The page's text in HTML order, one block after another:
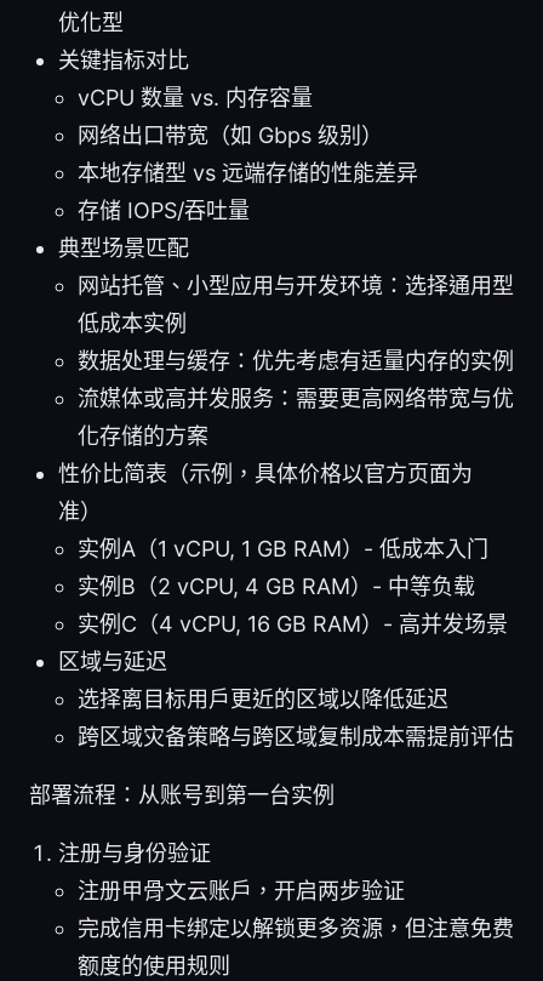
优化型
关键指标对比
vCPU 数量 vs. 内存容量
网络出口带宽（如 Gbps 级别）
本地存储型 vs 远端存储的性能差异
存储 IOPS/吞吐量
典型场景匹配
网站托管、小型应用与开发环境：选择通用型
低成本实例
数据处理与缓存：优先考虑有适量内存的实例
流媒体或高并发服务：需要更高网络带宽与优
化存储的方案
性价比简表（示例，具体价格以官方页面为
准）
实例A（1 vCPU, 1 GB RAM）- 低成本入门
实例B（2 vCPU, 4 GB RAM）- 中等负载
实例C（4 vCPU, 16 GB RAM）- 高并发场景
区域与延迟
选择离目标用户更近的区域以降低延迟
跨区域灾备策略与跨区域复制成本需提前评估
部署流程：从账号到第一台实例
注册与身份验证
注册甲骨文云账户，开启两步验证
完成信用卡绑定以解锁更多资源，但注意免费
额度的使用规则